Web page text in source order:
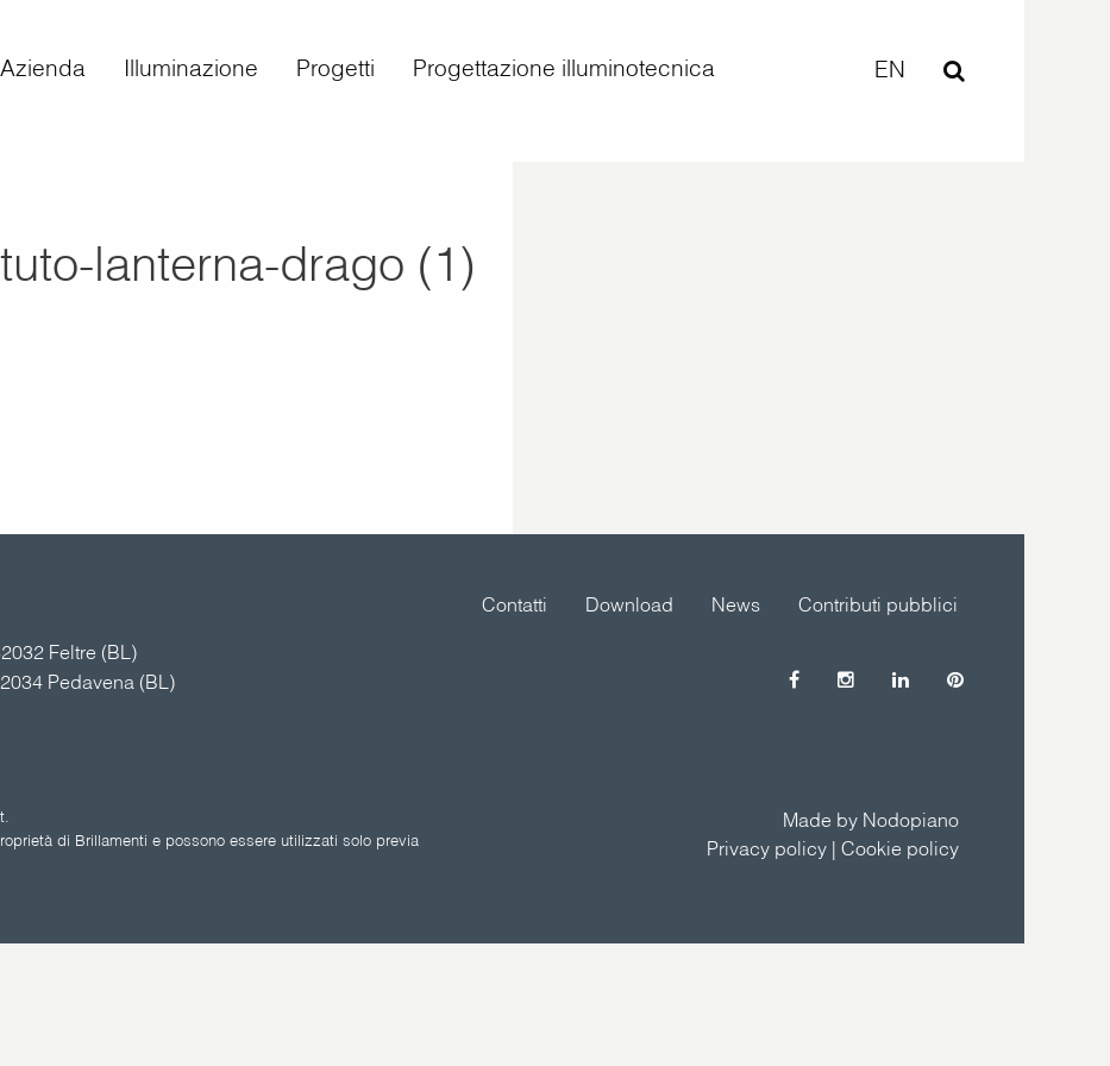
Azienda Illuminazione Progetti Progettazione illuminotecnica EN
lanterna-drago (1)
Feltre (BL)
Pedavena (BL)
Contributi pubblici
News
Download
Contatti
di Brillamenti e possono essere utilizzati solo previa
Made by Nodopiano
Privacy policy| Cookie policy